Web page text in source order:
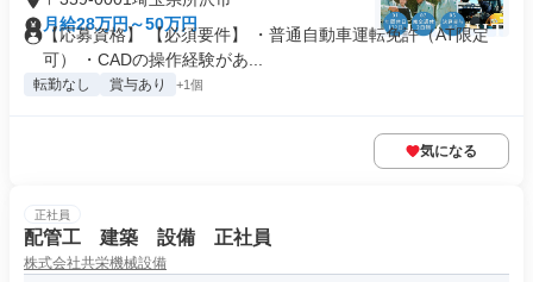
月給28万円～50万円
【応募資格】 【必須要件】 ・普通自動車運転免許（AT限定
可） ・CADの操作経験があ...
転勤なし 賞与あり +1個
気になる
正社員
配管工 建築 設備 正社員
株式会社共栄機械設備